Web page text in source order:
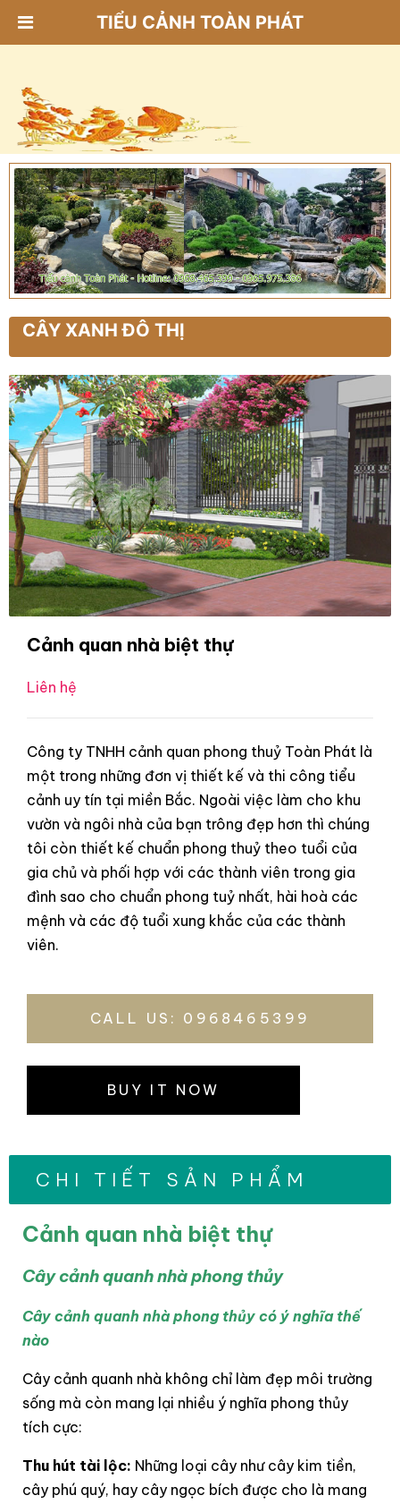
TIỂU CẢNH TOÀN PHÁT
CÂY XANH ĐÔ THỊ
Cảnh quan nhà biệt thự
Liên hệ
Công ty TNHH cảnh quan phong thuỷ Toàn Phát là
một trong những đơn vị thiết kế và thi công tiểu
cảnh uy tín tại miền Bắc. Ngoài việc làm cho khu
vườn và ngôi nhà của bạn trông đẹp hơn thì chúng
tôi còn thiết kế chuẩn phong thuỷ theo tuổi của
gia chủ và phối hợp với các thành viên trong gia
đình sao cho chuẩn phong tuỷ nhất, hài hoà các
mệnh và các độ tuổi xung khắc của các thành
viên.
CALL US: 0968465399
BUY IT NOW
CHI TIẾT SẢN PHẨM
Cảnh quan nhà biệt thự
Cây cảnh quanh nhà phong thủy
Cây cảnh quanh nhà phong thủy có ý nghĩa thế
nào
Cây cảnh quanh nhà không chỉ làm đẹp môi trường
sống mà còn mang lại nhiều ý nghĩa phong thủy
tích cực:
Thu hút tài lộc: Những loại cây như cây kim tiền,
cây phú quý, hay cây ngọc bích được cho là mang